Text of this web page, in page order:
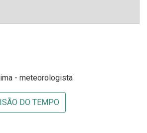
- meteorologista
DO TEMPO